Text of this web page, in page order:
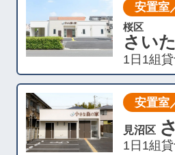
安置室
桜区
さい
1日1組
安置室
見沼区
1日1組